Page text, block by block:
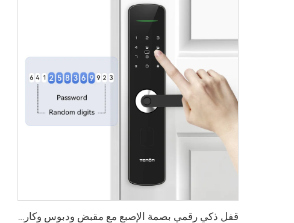
قفل ذكي رقمي بصمة الإصبع مع مقبض ودبوس وكارت Tenon E3